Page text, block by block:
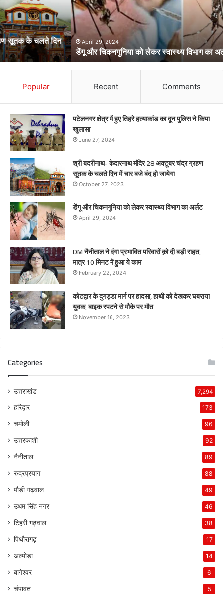
स्वास्थ्य
विभाग
का
अर्लटApril 29, 2024
डेंगू और चिकनगुनिया को लेकर स्वास्थ्य विभाग का अर्लट
Popular Recent Comments
पटेलनगर क्षेत्र में हुए तिहरे हत्याकांड का दून पुलिस ने किया
खुलासा
June 27, 2024
श्री बदरीनाथ- केदारनाथ मंदिर 28 अक्टूबर चंद्र ग्रहण
सूतक के चलते दिन में चार बजे बंद हो जायेगा
October 27, 2023
डेंगू और चिकनगुनिया को लेकर स्वास्थ्य विभाग का अर्लट
April 29, 2024
DM नैनीताल ने दंगा प्रभावित परिवारों क़ो दी बड़ी राहत,
मात्र 10 मिनट में हुआ ये काम
February 22, 2024
कोटद्वार के दुगड्डा मार्ग पर हादसा, हाथी को देखकर घबराया
युवक, बाइक रपटने से मौके पर मौत
November 16, 2023
Categories
उत्तराखंड 7,294
हरिद्वार 173
चमोली 96
उत्तरकाशी 92
नैनीताल 89
रुद्रप्रयाग 88
पौड़ी गढ़वाल 49
उधम सिंह नगर 46
टिहरी गढ़वाल 38
पिथौरागढ़ 17
अल्मोड़ा 14
बागेश्वर 6
चंपावत 5